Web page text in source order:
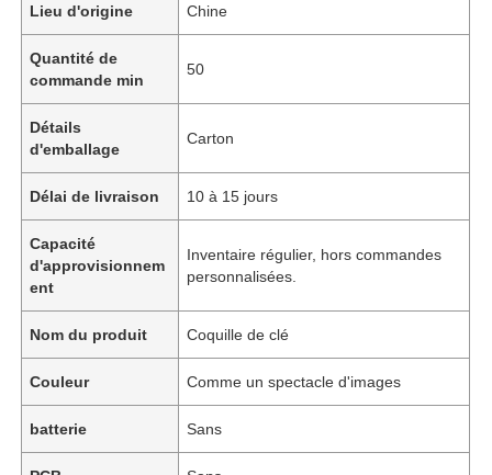
Lieu d'origine Chine
Quantité de
commande min
50
Détails
d'emballage
Carton
Délai de livraison 10 à 15 jours
Capacité
d'approvisionnem
ent
Inventaire régulier, hors commandes
personnalisées.
Nom du produit Coquille de clé
Couleur Comme un spectacle d'images
batterie Sans